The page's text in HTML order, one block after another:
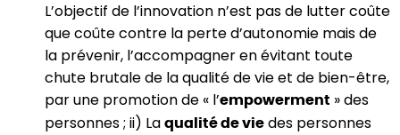
L’objectif de l’innovation n’est pas de lutter coûte
que coûte contre la perte d’autonomie mais de
la prévenir, l’accompagner en évitant toute
chute brutale de la qualité de vie et de bien-être,
par une promotion de « l’empowerment » des
personnes ; ii) La qualité de vie des personnes